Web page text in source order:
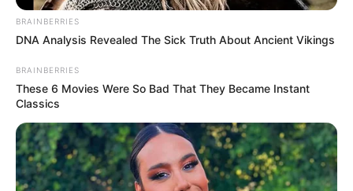
BRAINBERRIES
DNA Analysis Revealed The Sick Truth About Ancient Vikings
BRAINBERRIES
These 6 Movies Were So Bad That They Became Instant
Classics